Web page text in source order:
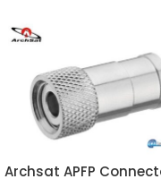
Archsat APFP